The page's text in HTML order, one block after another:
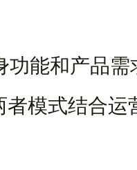
能和产品需
模式结合